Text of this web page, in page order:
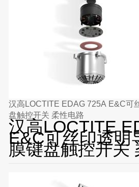
汉高LOCTITE EDAG 725A E&C可
盘触控开关 柔性电路
汉高LOCTITE
E&C可丝印透明
膜键盘触控开关